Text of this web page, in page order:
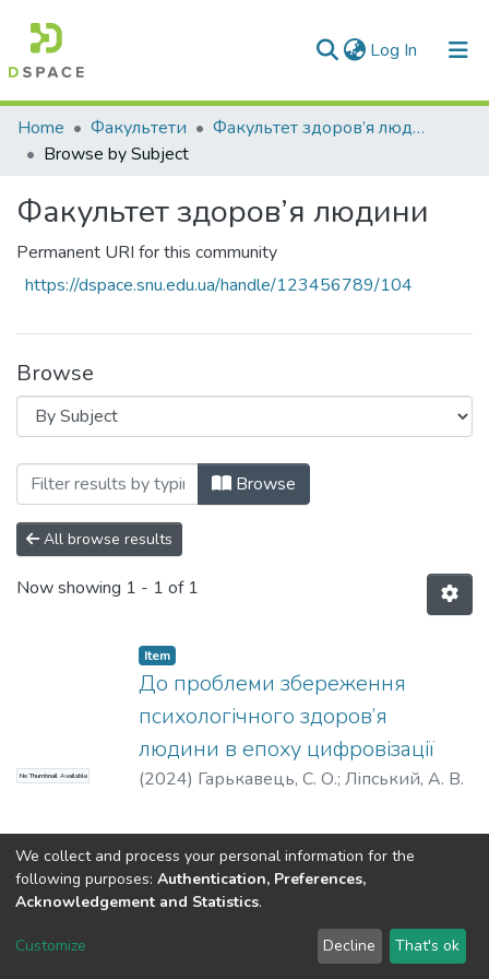
Log In (current)
Communities & Collections
All of DSpace
Home Факультети
Факультет здоров’я людини
Browse by Subject
Факультет здоров’я людини
Permanent URI for this community
https://dspace.snu.edu.ua/handle/123456789/104
Browse
Browsing Факультет здоров’я
Browse
All browse results
Now showing 1 - 1 of 1
No Thumbnail Available
Item
До проблеми збереження
психологічного здоров’я
людини в епоху цифровізації
(2024) Гарькавець, С. О.; Ліпський, А. В.
Dspace & Volodymyr Dahl East Ukrainian National University
LYRASIS
Send Feedback
We collect and process your personal information for the
following purposes: Authentication, Preferences,
Acknowledgement and Statistics.
Customize Decline That's ok